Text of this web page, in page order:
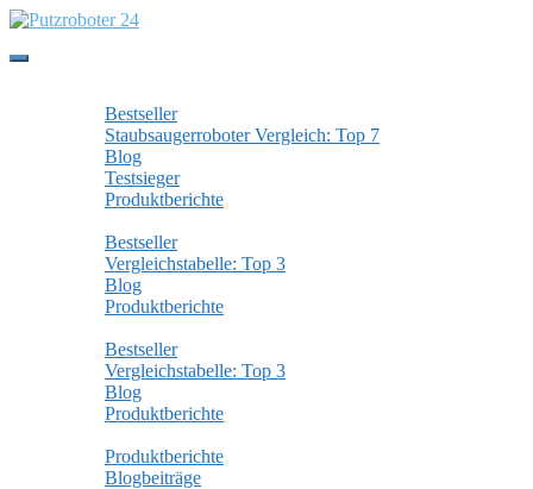
Skip
main
Toggle
Bestseller
Staubsaugerroboter Vergleich: Top 7
Blog
Testsieger
Produktberichte
Bestseller
Vergleichstabelle: Top 3
Blog
Produktberichte
Bestseller
Vergleichstabelle: Top 3
Blog
Produktberichte
Produktberichte
Blogbeiträge